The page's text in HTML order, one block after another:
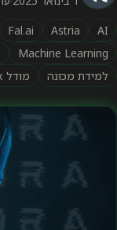
AI
Astria
Fal.ai
Machine Learning
למידת מכונה
מודל Flux